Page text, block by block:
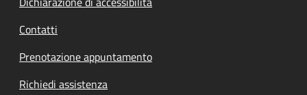
Contatti
Prenotazione appuntamento
Richiedi assistenza